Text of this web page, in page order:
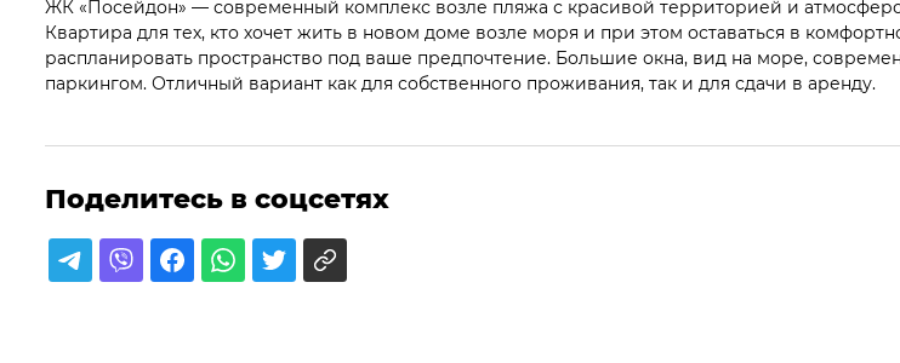
ЖК «Посейдон» — современный комплекс возле пляжа с красивой территорией и
Квартира для тех, кто хочет жить в новом доме возле моря и при этом оставаться в
распланировать пространство под ваше предпочтение. Большие окна, вид на море,
паркингом. Отличный вариант как для собственного проживания, так и для сдачи в аренду.
Поделитесь в соцсетях